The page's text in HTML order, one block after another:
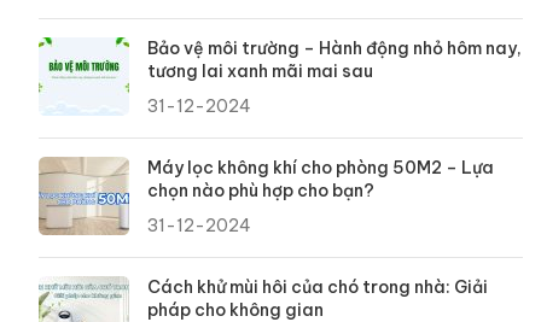
Bảo vệ môi trường – Hành động nhỏ hôm nay,
tương lai xanh mãi mai sau
31-12-2024
Máy lọc không khí cho phòng 50M2 – Lựa
chọn nào phù hợp cho bạn?
31-12-2024
Cách khử mùi hôi của chó trong nhà: Giải
pháp cho không gian